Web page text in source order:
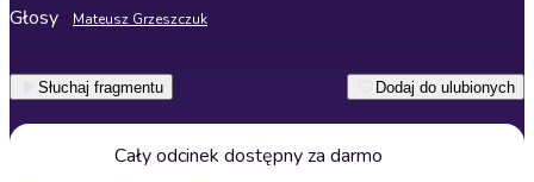
Głosy Mateusz Grzeszczuk
Słuchaj fragmentu Dodaj do ulubionych
Cały odcinek dostępny za darmo